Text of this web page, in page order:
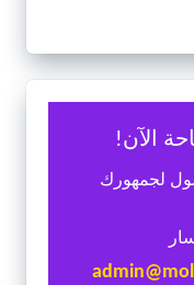
الآن!
لجمهورك